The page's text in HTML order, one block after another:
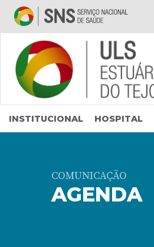
Saltar para conteúdo principal
INSTITUCIONAL HOSPITAL
COMUNICAÇÃO
AGENDA